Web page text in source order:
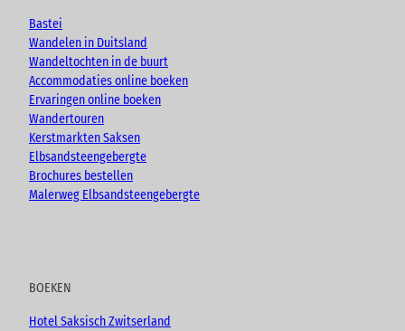
e
o
k
a
m
Bastei
Wandelen in Duitsland
Wandeltochten in de buurt
Accommodaties online boeken
Ervaringen online boeken
Wandertouren
Kerstmarkten Saksen
Elbsandsteengebergte
Brochures bestellen
Malerweg Elbsandsteengebergte
BOEKEN
Hotel Saksisch Zwitserland